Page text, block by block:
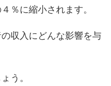
％に縮小されます。
収入にどんな影響を与
う。